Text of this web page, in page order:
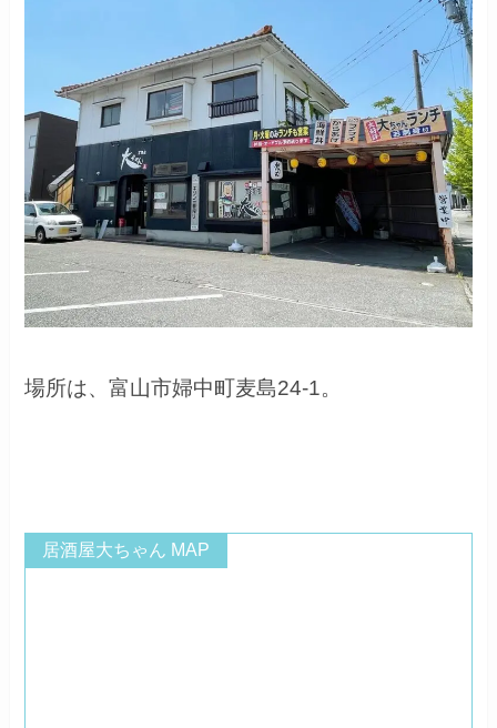
場所は、富山市婦中町麦島24-1。
居酒屋大ちゃん MAP